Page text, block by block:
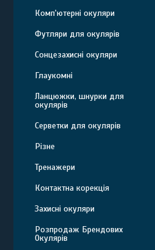
Комп'ютерні окуляри
Футляри для окулярів
Сонцезахисні окуляри
Глаукомні
Ланцюжки, шнурки для
окулярів
Серветки для окулярів
Різне
Тренажери
Контактна корекція
Захисні окуляри
Розпродаж Брендових
Окулярів